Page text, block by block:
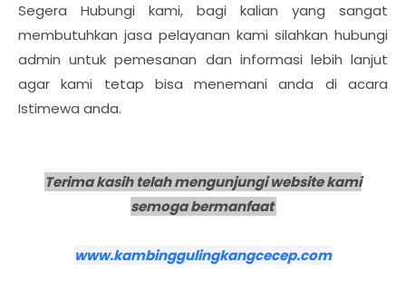
Segera Hubungi kami, bagi kalian yang sangat
membutuhkan jasa pelayanan kami silahkan hubungi
admin untuk pemesanan dan informasi lebih lanjut
agar kami tetap bisa menemani anda di acara
Istimewa anda.
Terima kasih telah mengunjungi website kami
semoga bermanfaat
www.kambinggulingkangcecep.com